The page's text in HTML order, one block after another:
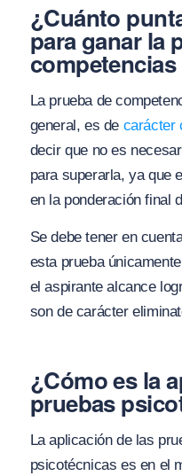
¿Cuánto
para ganar la
La prueba de
general, es de carácter
decir que no es
para superarla, ya que
en la ponderación final
Se debe tener en
esta prueba
el aspirante alcance
son de carácter
¿Cómo es la
pruebas
La aplicación de las
psicotécnicas es en el